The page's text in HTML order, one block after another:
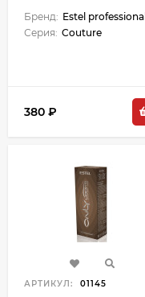
Бренд: Estel professional
Серия: Couture
380 ₽
АРТИКУЛ: 01145